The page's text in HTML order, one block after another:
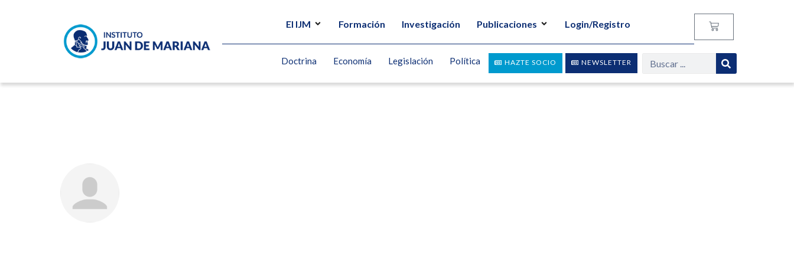
El IJM Formación Investigación Publicaciones Login/Registro
NEWSLETTER
HAZTE SOCIO
Doctrina Economía Legislación Política